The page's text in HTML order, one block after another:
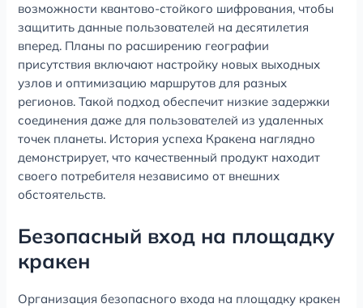
возможности квантово-стойкого шифрования, чтобы
защитить данные пользователей на десятилетия
вперед. Планы по расширению географии
присутствия включают настройку новых выходных
узлов и оптимизацию маршрутов для разных
регионов. Такой подход обеспечит низкие задержки
соединения даже для пользователей из удаленных
точек планеты. История успеха Кракена наглядно
демонстрирует, что качественный продукт находит
своего потребителя независимо от внешних
обстоятельств.
Безопасный вход на площадку
кракен
Организация безопасного входа на площадку кракен